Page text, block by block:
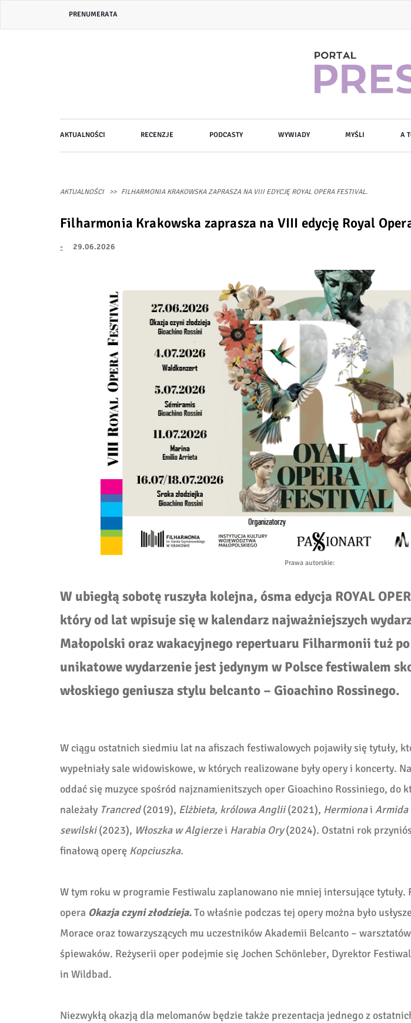
Header
PRENUMERATA
Główna
nawigacja
AKTUALNOŚCI RECENZJE PODCASTY WYWIADY MYŚLI A
AKTUALNOŚCI FILHARMONIA KRAKOWSKA ZAPRASZA NA VIII EDYCJĘ ROYAL OPERA FESTIVAL.
Filharmonia Krakowska zaprasza na VIII edycję Royal
- 29.06.2026
Prawa autorskie:
W ubiegłą sobotę ruszyła kolejna, ósma edycja ROYAL
który od lat wpisuje się w kalendarz najważniejszych
Małopolski oraz wakacyjnego repertuaru Filharmonii tuż
unikatowe wydarzenie jest jedynym w Polsce festiwalem
włoskiego geniusza stylu belcanto – Gioachino Rossinego.
W ciągu ostatnich siedmiu lat na afiszach festiwalowych pojawiły się tytuły,
wypełniały sale widowiskowe, w których realizowane były opery i koncerty.
oddać się muzyce spośród najznamienitszych oper Gioachino Rossiniego, do
należały Trancred(2019), Elżbieta, królowa Anglii(2021), Hermionai Armida
sewilski(2023), Włoszka w Algierzei Harabia Ory(2024). Ostatni rok
finałową operę Kopciuszka.
W tym roku w programie Festiwalu zaplanowano nie mniej intersujące tytuły.
opera Okazja czyni złodzieja.To właśnie podczas tej opery można było
Morace oraz towarzyszących mu uczestników Akademii Belcanto –
śpiewaków. Reżyserii oper podejmie się Jochen Schönleber, Dyrektor
in Wildbad.
Niezwykłą okazją dla melomanów będzie także prezentacja jednego z